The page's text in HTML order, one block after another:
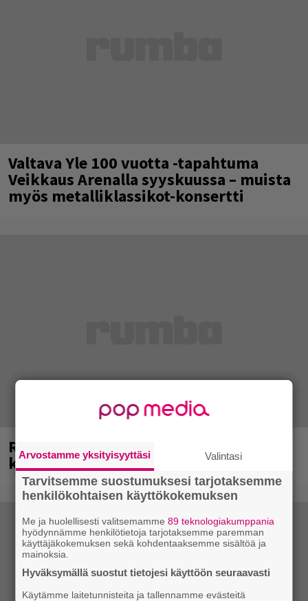
Valtava Yle 100 vuotta -tapahtuma
Veikkaus Arenalla syyskuussa – muista
myös metalliklassikot-konsertti
Rushin Neil Peartista ilmestyy ensi
kuussa dokumentti
Arvostamme yksityisyyttäsi Valintasi
Tarvitsemme suostumuksesi tarjotaksemme
henkilökohtaisen käyttökokemuksen
Me ja huolellisesti valitsemamme89 teknologiakumppania
hyödynnämme henkilötietoja tarjotaksemme paremman
käyttäjäkokemuksen sekä kohdentaaksemme sisältöä ja
mainoksia.
Hyväksymällä suostut tietojesi käyttöön seuraavasti
Käytämme laitetunnisteita ja tallennamme evästeitä